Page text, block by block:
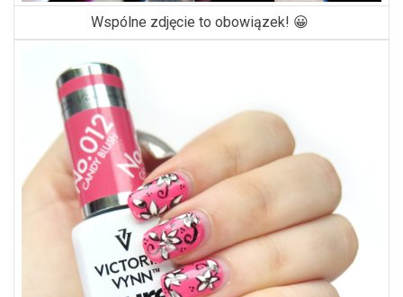
Wspólne zdjęcie to obowiązek! 😀